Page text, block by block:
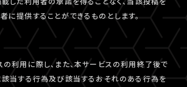
に提供することができるものとします。
の利用に際し、また、本サービスの利用終了後で
該当する行為及び該当するおそれのある行為を